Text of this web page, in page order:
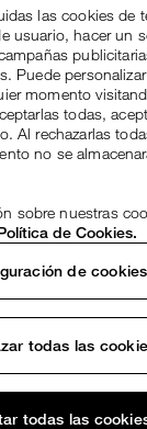
las cookies de
usuario, hacer un
Puede
momento
todas,
Al rechazarlas
no se
sobre nuestras
de Cookies.
de cookies
todas las
todas las